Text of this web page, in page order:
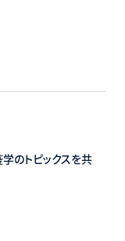
のトピックスを共